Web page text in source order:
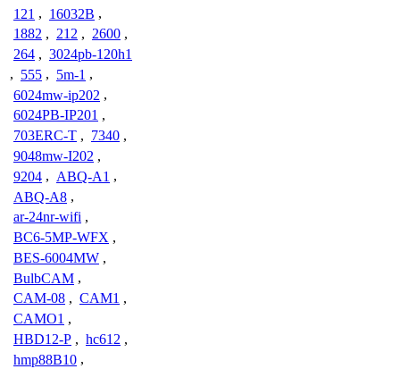
121 , 16032B ,
1882 , 212 , 2600 ,
264 , 3024pb-120h1
, 555 , 5m-1 ,
6024mw-ip202 ,
6024PB-IP201 ,
703ERC-T , 7340 ,
9048mw-I202 ,
9204 , ABQ-A1 ,
ABQ-A8 ,
ar-24nr-wifi ,
BC6-5MP-WFX ,
BES-6004MW ,
BulbCAM ,
CAM-08 , CAM1 ,
CAMO1 ,
HBD12-P , hc612 ,
hmp88B10 ,